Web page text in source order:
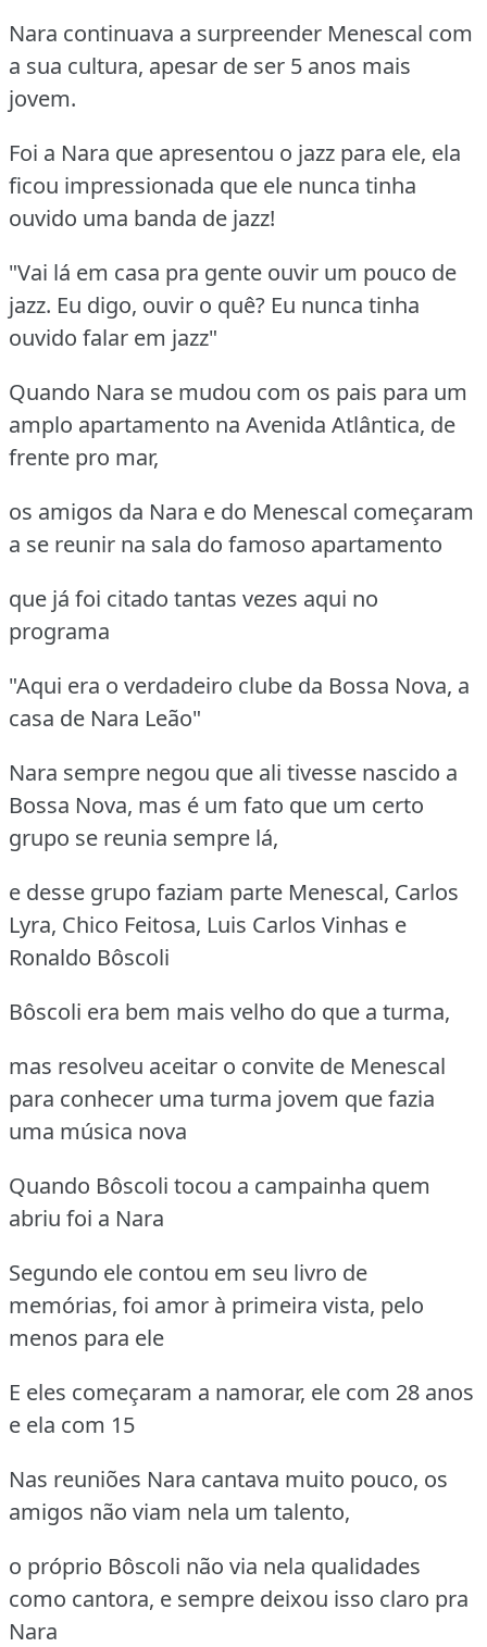
Nara continuava a surpreender Menescal com
a sua cultura, apesar de ser 5 anos mais
jovem.
Foi a Nara que apresentou o jazz para ele, ela
ficou impressionada que ele nunca tinha
ouvido uma banda de jazz!
"Vai lá em casa pra gente ouvir um pouco de
jazz. Eu digo, ouvir o quê? Eu nunca tinha
ouvido falar em jazz"
Quando Nara se mudou com os pais para um
amplo apartamento na Avenida Atlântica, de
frente pro mar,
os amigos da Nara e do Menescal começaram
a se reunir na sala do famoso apartamento
que já foi citado tantas vezes aqui no
programa
"Aqui era o verdadeiro clube da Bossa Nova, a
casa de Nara Leão"
Nara sempre negou que ali tivesse nascido a
Bossa Nova, mas é um fato que um certo
grupo se reunia sempre lá,
e desse grupo faziam parte Menescal, Carlos
Lyra, Chico Feitosa, Luis Carlos Vinhas e
Ronaldo Bôscoli
Bôscoli era bem mais velho do que a turma,
mas resolveu aceitar o convite de Menescal
para conhecer uma turma jovem que fazia
uma música nova
Quando Bôscoli tocou a campainha quem
abriu foi a Nara
Segundo ele contou em seu livro de
memórias, foi amor à primeira vista, pelo
menos para ele
E eles começaram a namorar, ele com 28 anos
e ela com 15
Nas reuniões Nara cantava muito pouco, os
amigos não viam nela um talento,
o próprio Bôscoli não via nela qualidades
como cantora, e sempre deixou isso claro pra
Nara